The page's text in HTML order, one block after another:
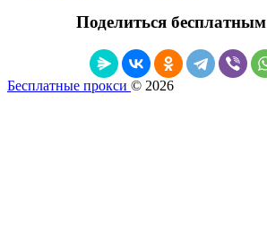
Поделиться
Бесплатные прокси © 2026